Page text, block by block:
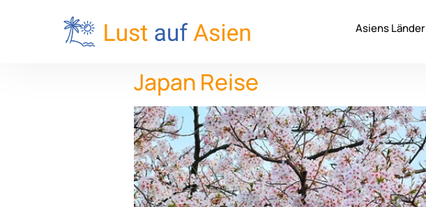
Asiens Länder
Japan Reise